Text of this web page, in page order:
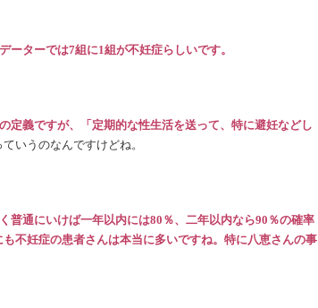
ーターでは7組に1組が不妊症らしいです。
定義ですが、「定期的な性生活を送って、特に避妊などし
ていうのなんですけどね。
普通にいけば一年以内には80％、二年以内なら90％の確率
不妊症の患者さんは本当に多いですね。特に八恵さんの事